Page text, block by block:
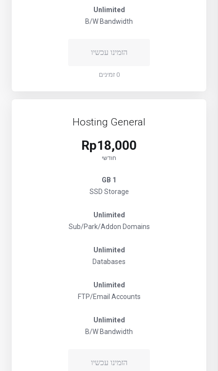
Unlimited
B/W Bandwidth
הזמינו עכשיו
0 זמינים
Hosting General
Rp18,000
חודשי
1 GB
SSD Storage
Unlimited
Sub/Park/Addon Domains
Unlimited
Databases
Unlimited
FTP/Email Accounts
Unlimited
B/W Bandwidth
הזמינו עכשיו